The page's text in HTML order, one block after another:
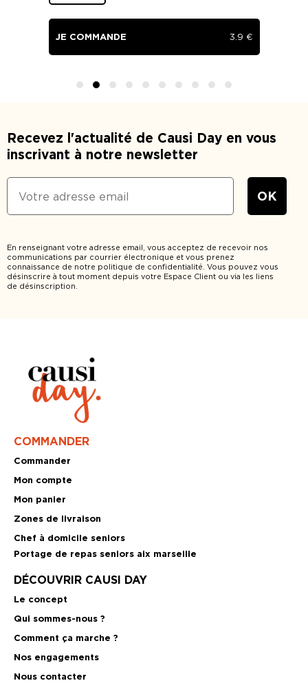
JE COMMANDE 3.9 €
Recevez l'actualité de Causi Day en vous
inscrivant à notre newsletter
En renseignant votre adresse email, vous acceptez de recevoir nos
communications par courrier électronique et vous prenez
connaissance de notre politique de confidentialité. Vous pouvez vous
désinscrire à tout moment depuis votre Espace Client ou via les liens
de désinscription.
COMMANDER
Commander
Mon compte
Mon panier
Zones de livraison
Chef à domicile seniors
Portage de repas seniors aix marseille
DÉCOUVRIR CAUSI DAY
Le concept
Qui sommes-nous ?
Comment ça marche ?
Nos engagements
Nous contacter